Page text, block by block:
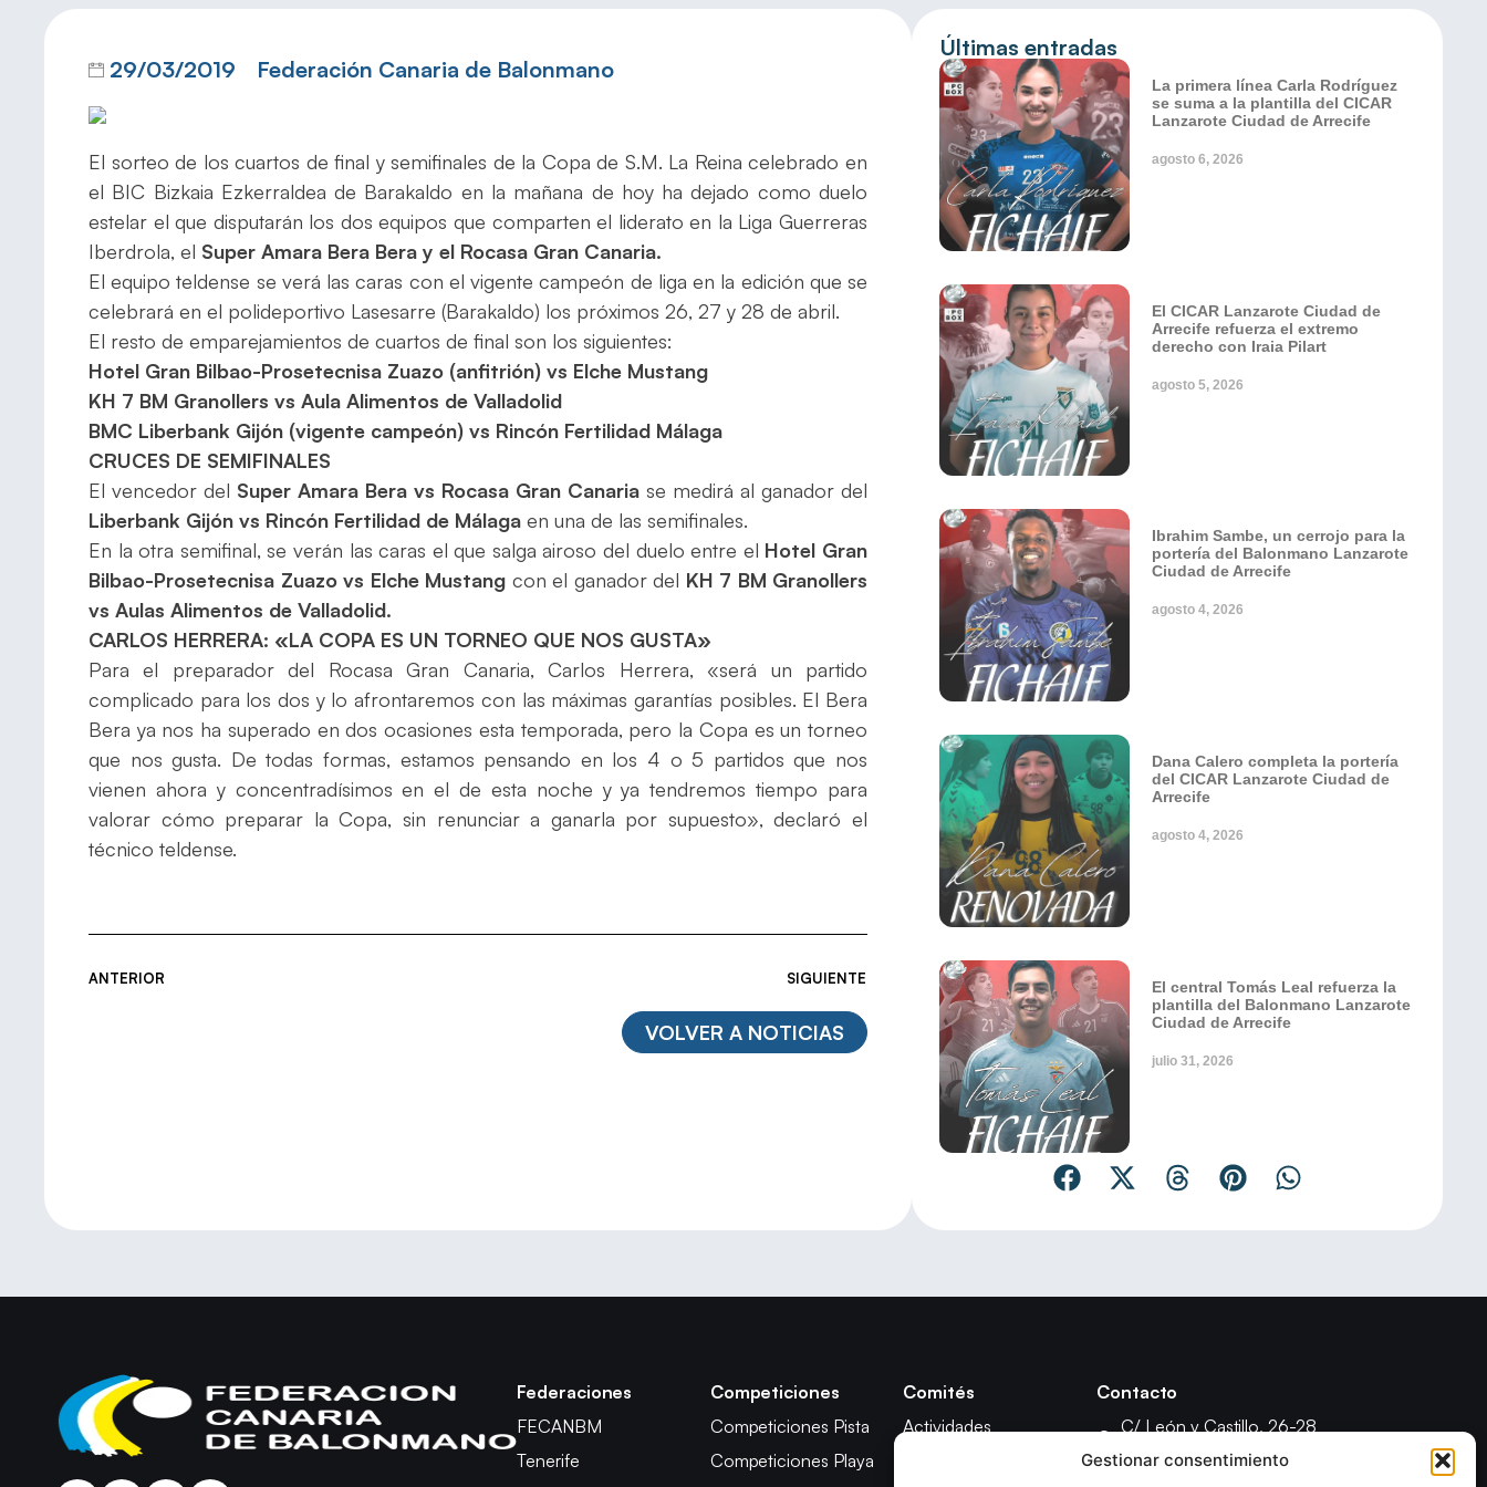
Gestionar consentimiento
29/03/2019 Federación Canaria de Balonmano
El sorteo de los cuartos de final y semifinales de la Copa de S.M. La Reina celebrado en
el BIC Bizkaia Ezkerraldea de Barakaldo en la mañana de hoy ha dejado como duelo
estelar el que disputarán los dos equipos que comparten el liderato en la Liga Guerreras
Iberdrola, el Super Amara Bera Bera y el Rocasa Gran Canaria.
El equipo teldense se verá las caras con el vigente campeón de liga en la edición que se
celebrará en el polideportivo Lasesarre (Barakaldo) los próximos 26, 27 y 28 de abril.
El resto de emparejamientos de cuartos de final son los siguientes:
Hotel Gran Bilbao-Prosetecnisa Zuazo (anfitrión) vs Elche Mustang
KH 7 BM Granollers vs Aula Alimentos de Valladolid
BMC Liberbank Gijón (vigente campeón) vs Rincón Fertilidad Málaga
CRUCES DE SEMIFINALES
El vencedor del Super Amara Bera vs Rocasa Gran Canaria se medirá al ganador del
Liberbank Gijón vs Rincón Fertilidad de Málaga en una de las semifinales.
En la otra semifinal, se verán las caras el que salga airoso del duelo entre el Hotel Gran
Bilbao-Prosetecnisa Zuazo vs Elche Mustang con el ganador del KH 7 BM Granollers
vs Aulas Alimentos de Valladolid.
CARLOS HERRERA: «LA COPA ES UN TORNEO QUE NOS GUSTA»
Para el preparador del Rocasa Gran Canaria, Carlos Herrera, «será un partido
complicado para los dos y lo afrontaremos con las máximas garantías posibles. El Bera
Bera ya nos ha superado en dos ocasiones esta temporada, pero la Copa es un torneo
que nos gusta. De todas formas, estamos pensando en los 4 o 5 partidos que nos
vienen ahora y concentradísimos en el de esta noche y ya tendremos tiempo para
valorar cómo preparar la Copa, sin renunciar a ganarla por supuesto», declaró el
técnico teldense.
ANTERIOR SIGUIENTE
VOLVER A NOTICIAS
Últimas entradas
La primera línea Carla Rodríguez
se suma a la plantilla del CICAR
Lanzarote Ciudad de Arrecife
agosto 6, 2026
El CICAR Lanzarote Ciudad de
Arrecife refuerza el extremo
derecho con Iraia Pilart
agosto 5, 2026
Ibrahim Sambe, un cerrojo para la
portería del Balonmano Lanzarote
Ciudad de Arrecife
agosto 4, 2026
Dana Calero completa la portería
del CICAR Lanzarote Ciudad de
Arrecife
agosto 4, 2026
El central Tomás Leal refuerza la
plantilla del Balonmano Lanzarote
Ciudad de Arrecife
julio 31, 2026
Federaciones
FECANBM
Tenerife
Competiciones
Competiciones Pista
Competiciones Playa
Comités
Actividades
Contacto
C/ León y Castillo, 26-28
35003 - Las Palmas de Gran Canaria